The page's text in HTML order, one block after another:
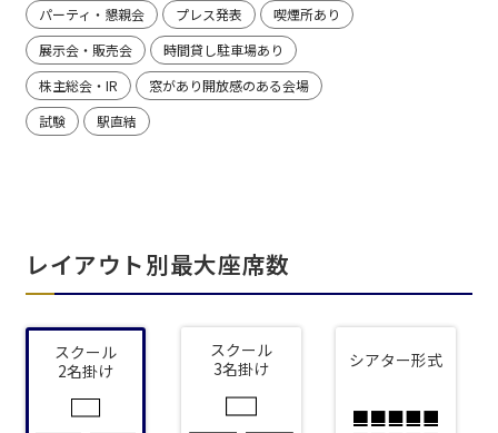
パーティ・懇親会 プレス発表
喫煙所あり
展示会・販売会
時間貸し駐車場あり
株主総会・IR
窓があり開放感のある会場
試験
駅直結
レイアウト別最大座席数
スクール
2名掛け
スクール
3名掛け
シアター形式